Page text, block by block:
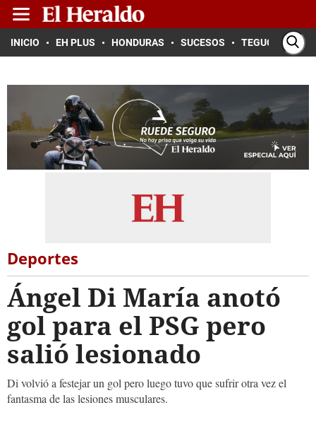
INICIO EH PLUS HONDURAS SUCESOS TEGUCIGALPA
Deportes
Ángel Di María anotó
gol para el PSG pero
salió lesionado
Di volvió a festejar un gol pero luego tuvo que sufrir otra vez el
fantasma de las lesiones musculares.